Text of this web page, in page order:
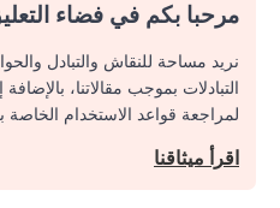
مرحبا بكم في فضاء
نريد مساحة للنقاش والتبادل
التبادلات بموجب مقالاتنا،
لمراجعة قواعد الاستخدام الخاصة
اقرأ ميثاقنا